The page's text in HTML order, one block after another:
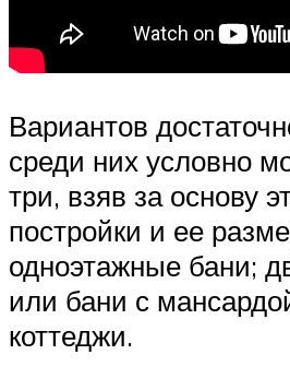
Вариантов
среди них условно
три, взяв за основу
постройки и ее
одноэтажные бани;
или бани с
коттеджи.